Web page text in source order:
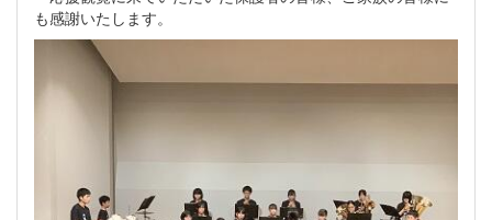
も感謝いたします。